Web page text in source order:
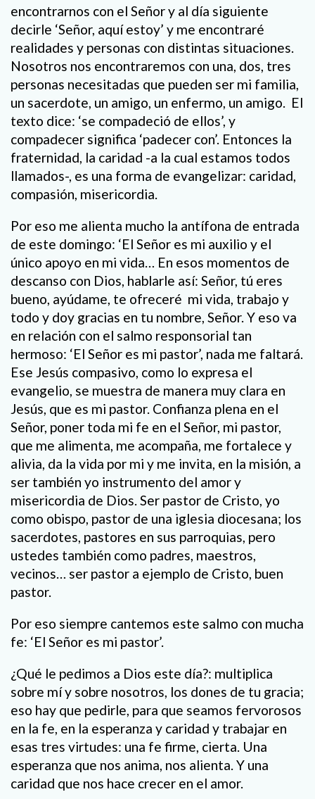
encontrarnos con el Señor y al día siguiente
decirle ‘Señor, aquí estoy’ y me encontraré
realidades y personas con distintas situaciones.
Nosotros nos encontraremos con una, dos, tres
personas necesitadas que pueden ser mi familia,
un sacerdote, un amigo, un enfermo, un amigo. El
texto dice: ‘se compadeció de ellos’, y
compadecer significa ‘padecer con’. Entonces la
fraternidad, la caridad -a la cual estamos todos
llamados-, es una forma de evangelizar: caridad,
compasión, misericordia.
Por eso me alienta mucho la antífona de entrada
de este domingo: ‘El Señor es mi auxilio y el
único apoyo en mi vida… En esos momentos de
descanso con Dios, hablarle así: Señor, tú eres
bueno, ayúdame, te ofreceré mi vida, trabajo y
todo y doy gracias en tu nombre, Señor. Y eso va
en relación con el salmo responsorial tan
hermoso: ‘El Señor es mi pastor’, nada me faltará.
Ese Jesús compasivo, como lo expresa el
evangelio, se muestra de manera muy clara en
Jesús, que es mi pastor. Confianza plena en el
Señor, poner toda mi fe en el Señor, mi pastor,
que me alimenta, me acompaña, me fortalece y
alivia, da la vida por mi y me invita, en la misión, a
ser también yo instrumento del amor y
misericordia de Dios. Ser pastor de Cristo, yo
como obispo, pastor de una iglesia diocesana; los
sacerdotes, pastores en sus parroquias, pero
ustedes también como padres, maestros,
vecinos… ser pastor a ejemplo de Cristo, buen
pastor.
Por eso siempre cantemos este salmo con mucha
fe: ‘El Señor es mi pastor’.
¿Qué le pedimos a Dios este día?: multiplica
sobre mí y sobre nosotros, los dones de tu gracia;
eso hay que pedirle, para que seamos fervorosos
en la fe, en la esperanza y caridad y trabajar en
esas tres virtudes: una fe firme, cierta. Una
esperanza que nos anima, nos alienta. Y una
caridad que nos hace crecer en el amor.